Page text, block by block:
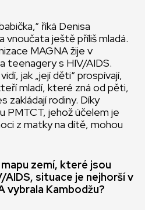
říká Denisa
vnoučata ještě příliš mladá.
MAGNA žije v
teenagery s HIV/AIDS.
jak „její děti“ prospívají,
mladí, které zná od pěti,
zakládají rodiny. Díky
PMTCT, jehož účelem je
z matky na dítě, mohou
zemí, které jsou
situace je nejhorší v
vybrala Kambodžu?